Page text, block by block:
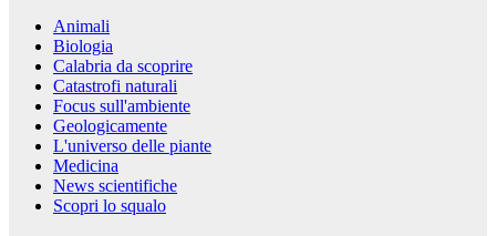
Animali
Biologia
Calabria da scoprire
Catastrofi naturali
Focus sull'ambiente
Geologicamente
L'universo delle piante
Medicina
News scientifiche
Scopri lo squalo